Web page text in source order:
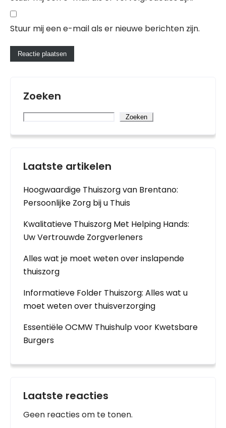
Stuur mij een e-mail als er nieuwe berichten zijn.
Zoeken
Zoeken
Laatste artikelen
Hoogwaardige Thuiszorg van Brentano:
Persoonlijke Zorg bij u Thuis
Kwalitatieve Thuiszorg Met Helping Hands:
Uw Vertrouwde Zorgverleners
Alles wat je moet weten over inslapende
thuiszorg
Informatieve Folder Thuiszorg: Alles wat u
moet weten over thuisverzorging
Essentiële OCMW Thuishulp voor Kwetsbare
Burgers
Laatste reacties
Geen reacties om te tonen.